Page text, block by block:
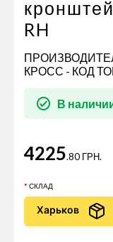
RH
КРОСС - КОД
В
4225.80 ГРН.
СКЛАД
Харьков